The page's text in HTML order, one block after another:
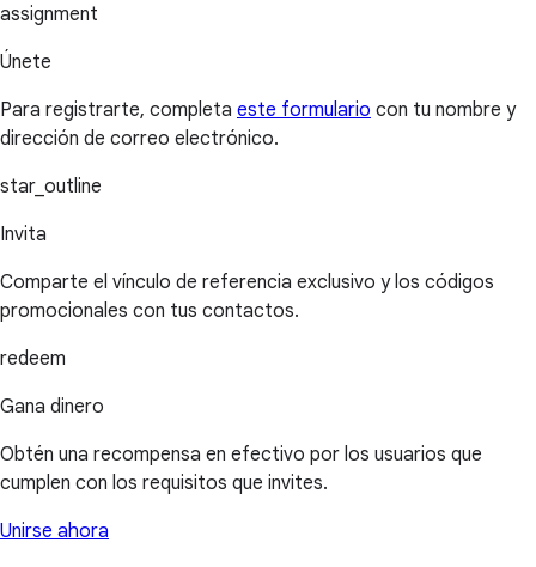
assignment
Únete
Para registrarte, completa este formulario con tu nombre y
dirección de correo electrónico.
star_outline
Invita
Comparte el vínculo de referencia exclusivo y los códigos
promocionales con tus contactos.
redeem
Gana dinero
Obtén una recompensa en efectivo por los usuarios que
cumplen con los requisitos que invites.
Unirse ahora